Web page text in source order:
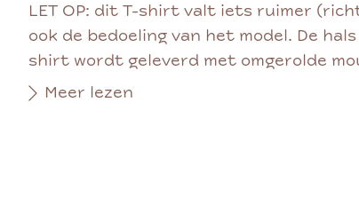
LET OP: dit T-shirt valt iets ruimer
ook de bedoeling van het model. De
shirt wordt geleverd met omgerolde
Meer lezen